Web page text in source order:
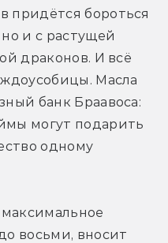
придётся бороться
и с растущей
драконов. И всё
Масла
банк Браавоса:
могут подарить
одному
восьми, вносит